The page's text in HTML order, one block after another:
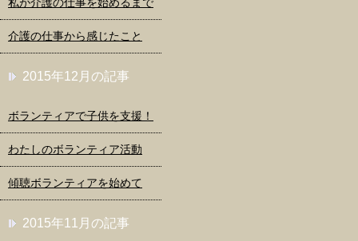
介護の仕事から感じたこと
2015年12月の記事
ボランティアで子供を支援！
わたしのボランティア活動
傾聴ボランティアを始めて
2015年11月の記事